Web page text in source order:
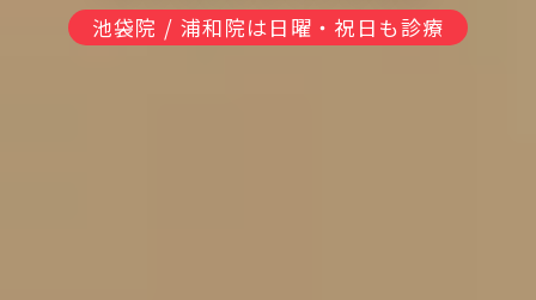
池袋院 / 浦和院は日曜・祝日も診療